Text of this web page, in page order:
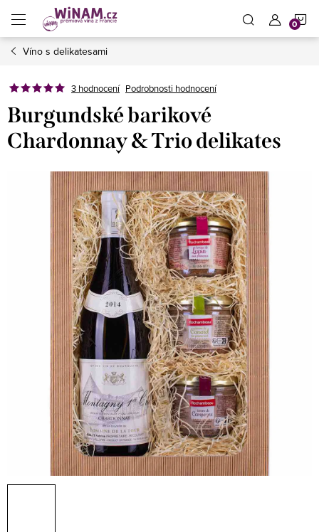
obsah
Víno s delikatesami
3 hodnocení Podrobnosti hodnocení
Burgundské barikové
Chardonnay & Trio delikates